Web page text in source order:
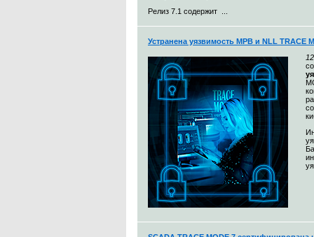
Релиз 7.1 содержит ...
Устранена уязвимость МРВ и NLL TRACE